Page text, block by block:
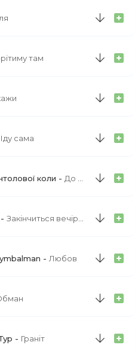
там
Іду сама
коли До зупинки
Закінчиться вечірка
Любов
Граніт